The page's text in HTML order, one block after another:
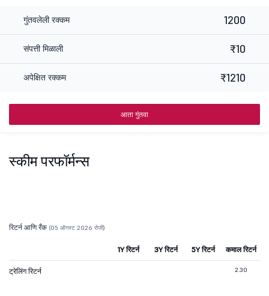
गुंतवलेली रक्कम 1200
संपत्ती मिळाली ₹10
अपेक्षित रक्कम ₹1210
आता गुंतवा
स्कीम परफॉर्मन्स
रिटर्न आणि रँक (05 ऑगस्ट 2026 रोजी)
1Y रिटर्न 3Y रिटर्न 5Y रिटर्न कमाल रिटर्न
ट्रेलिंग रिटर्न 2.30